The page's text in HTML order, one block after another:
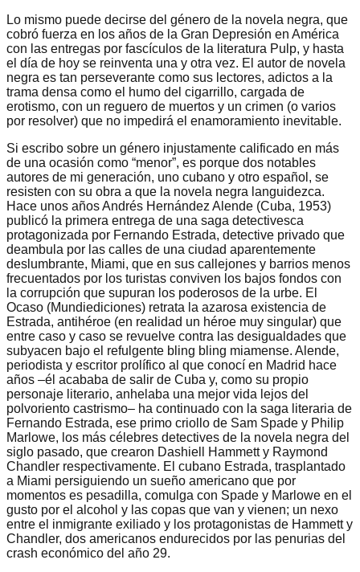
Lo mismo puede decirse del género de la novela negra, que
cobró fuerza en los años de la Gran Depresión en América
con las entregas por fascículos de la literatura Pulp, y hasta
el día de hoy se reinventa una y otra vez. El autor de novela
negra es tan perseverante como sus lectores, adictos a la
trama densa como el humo del cigarrillo, cargada de
erotismo, con un reguero de muertos y un crimen (o varios
por resolver) que no impedirá el enamoramiento inevitable.
Si escribo sobre un género injustamente calificado en más
de una ocasión como “menor”, es porque dos notables
autores de mi generación, uno cubano y otro español, se
resisten con su obra a que la novela negra languidezca.
Hace unos años Andrés Hernández Alende (Cuba, 1953)
publicó la primera entrega de una saga detectivesca
protagonizada por Fernando Estrada, detective privado que
deambula por las calles de una ciudad aparentemente
deslumbrante, Miami, que en sus callejones y barrios menos
frecuentados por los turistas conviven los bajos fondos con
la corrupción que supuran los poderosos de la urbe. El
Ocaso (Mundiediciones) retrata la azarosa existencia de
Estrada, antihéroe (en realidad un héroe muy singular) que
entre caso y caso se revuelve contra las desigualdades que
subyacen bajo el refulgente bling bling miamense. Alende,
periodista y escritor prolífico al que conocí en Madrid hace
años –él acababa de salir de Cuba y, como su propio
personaje literario, anhelaba una mejor vida lejos del
polvoriento castrismo– ha continuado con la saga literaria de
Fernando Estrada, ese primo criollo de Sam Spade y Philip
Marlowe, los más célebres detectives de la novela negra del
siglo pasado, que crearon Dashiell Hammett y Raymond
Chandler respectivamente. El cubano Estrada, trasplantado
a Miami persiguiendo un sueño americano que por
momentos es pesadilla, comulga con Spade y Marlowe en el
gusto por el alcohol y las copas que van y vienen; un nexo
entre el inmigrante exiliado y los protagonistas de Hammett y
Chandler, dos americanos endurecidos por las penurias del
crash económico del año 29.